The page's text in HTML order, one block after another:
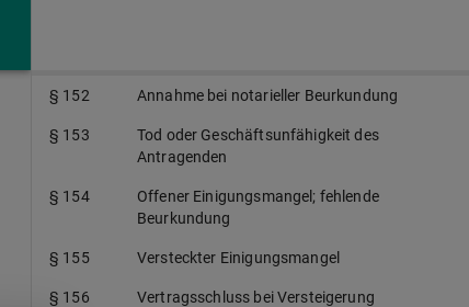
§ 152 Annahme bei notarieller Beurkundung
§ 153
Tod oder Geschäftsunfähigkeit des
Antragenden
§ 154
Offener Einigungsmangel; fehlende
Beurkundung
§ 155 Versteckter Einigungsmangel
§ 156 Vertragsschluss bei Versteigerung